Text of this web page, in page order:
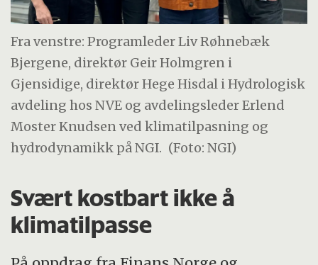
(Gjensidige).
Programleder: Liv Røhnebæk Bjergene.
Hør hele episoden her.
Fra venstre: Programleder Liv Røhnebæk
Bjergene, direktør Geir Holmgren i
Gjensidige, direktør Hege Hisdal i Hydrologisk
avdeling hos NVE og avdelingsleder Erlend
Moster Knudsen ved klimatilpasning og
hydrodynamikk på NGI. (Foto: NGI)
Svært kostbart ikke å
klimatilpasse